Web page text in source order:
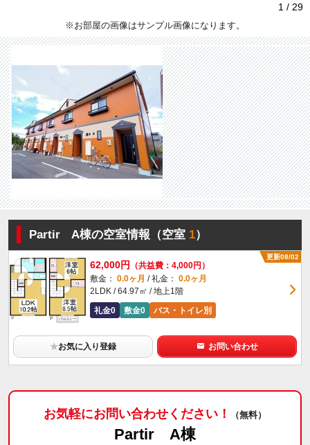
1 / 29
※お部屋の画像はサンプル画像になります。
Partir A棟の空室情報（空室1）
更新08/02
62,000円
（共益費：4,000円）
敷金： 0.0ヶ月 / 礼金： 0.0ヶ月
2LDK / 64.97㎡ / 地上1階
礼金0
敷金0 バス・トイレ別
★お気に入り登録 お問い合わせ
お気軽にお問い合わせください！ （無料）
Partir A棟